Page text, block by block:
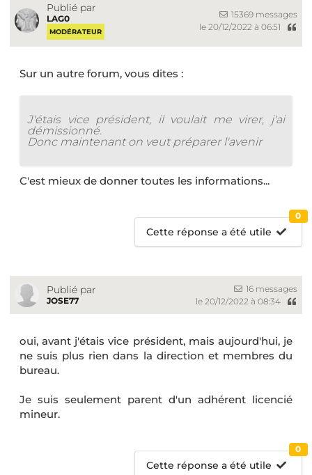
Publié par
LAG0
MODÉRATEUR
15369 messages
le 20/12/2022 à 06:51
Sur un autre forum, vous dites :
J'étais vice président, il voulait me virer, j'ai
démissionné.
Donc maintenant on veut préparer l'avenir
C'est mieux de donner toutes les informations...
Cette réponse a été utile
0
Publié par
JOSE77
16 messages
le 20/12/2022 à 08:34
oui, avant j'étais vice président, mais aujourd'hui, je
ne suis plus rien dans la direction et membres du
bureau.
Je suis seulement parent d'un adhérent licencié
mineur.
Cette réponse a été utile
0